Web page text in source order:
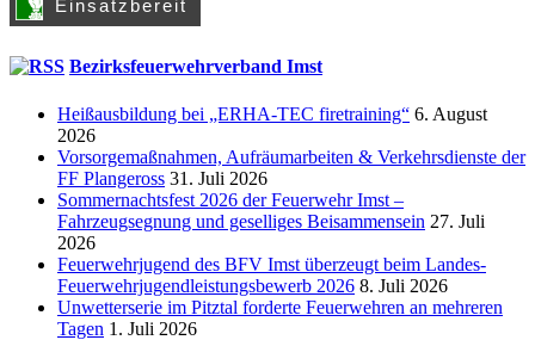
Bezirksfeuerwehrverband Imst
Heißausbildung bei „ERHA-TEC firetraining“ 6. August
2026
Vorsorgemaßnahmen, Aufräumarbeiten & Verkehrsdienste der
FF Plangeross 31. Juli 2026
Sommernachtsfest 2026 der Feuerwehr Imst –
Fahrzeugsegnung und geselliges Beisammensein 27. Juli
2026
Feuerwehrjugend des BFV Imst überzeugt beim Landes-
Feuerwehrjugendleistungsbewerb 2026 8. Juli 2026
Unwetterserie im Pitztal forderte Feuerwehren an mehreren
Tagen 1. Juli 2026